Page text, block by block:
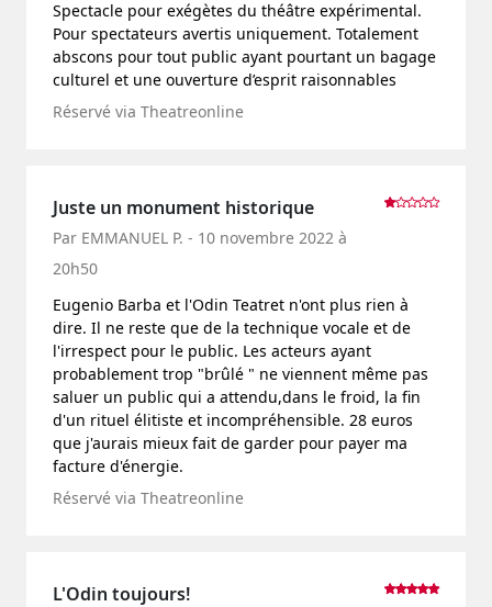
Spectacle pour exégètes du théâtre expérimental.
Pour spectateurs avertis uniquement. Totalement
abscons pour tout public ayant pourtant un bagage
culturel et une ouverture d’esprit raisonnables
Réservé via Theatreonline
Juste un monument historique
Par EMMANUEL P. - 10 novembre 2022 à
20h50
Eugenio Barba et l'Odin Teatret n'ont plus rien à
dire. Il ne reste que de la technique vocale et de
l'irrespect pour le public. Les acteurs ayant
probablement trop "brûlé " ne viennent même pas
saluer un public qui a attendu,dans le froid, la fin
d'un rituel élitiste et incompréhensible. 28 euros
que j'aurais mieux fait de garder pour payer ma
facture d'énergie.
Réservé via Theatreonline
L'Odin toujours!